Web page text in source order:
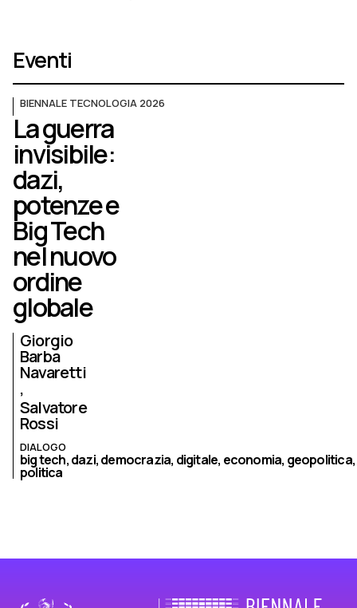
Eventi
BIENNALE TECNOLOGIA 2026
La guerra
invisibile:
dazi,
potenze e
Big Tech
nel nuovo
ordine
globale
Giorgio
Barba
Navaretti
Salvatore
Rossi
DIALOGO
big tech,dazi,democrazia, digitale, economia, geopolitica,
politica